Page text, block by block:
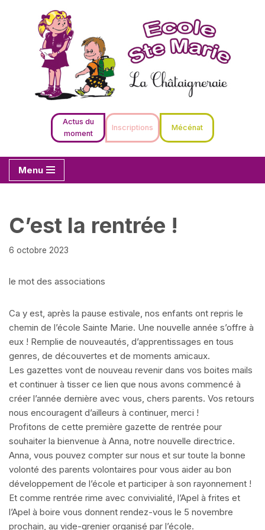
contenu
Actus du
moment
Inscriptions Mécénat
Menu
C’est la rentrée !
6 octobre 2023
le mot des associations
Ca y est, après la pause estivale, nos enfants ont repris le
chemin de l’école Sainte Marie. Une nouvelle année s’offre à
eux ! Remplie de nouveautés, d’apprentissages en tous
genres, de découvertes et de moments amicaux.
Les gazettes vont de nouveau revenir dans vos boites mails
et continuer à tisser ce lien que nous avons commencé à
créer l’année dernière avec vous, chers parents. Vos retours
nous encouragent d’ailleurs à continuer, merci !
Profitons de cette première gazette de rentrée pour
souhaiter la bienvenue à Anna, notre nouvelle directrice.
Anna, vous pouvez compter sur nous et sur toute la bonne
volonté des parents volontaires pour vous aider au bon
développement de l’école et participer à son rayonnement !
Et comme rentrée rime avec convivialité, l’Apel à frites et
l’Apel à boire vous donnent rendez-vous le 5 novembre
prochain, au vide-grenier organisé par l’école.